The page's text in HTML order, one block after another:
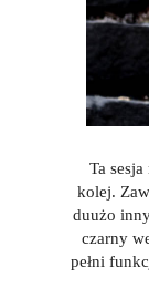
Ta
kolej.
duużo
czarny
pełni